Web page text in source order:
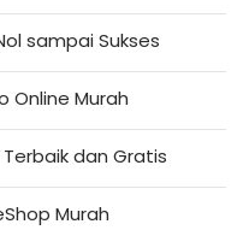
sampai Sukses
Online Murah
dan Gratis
Murah